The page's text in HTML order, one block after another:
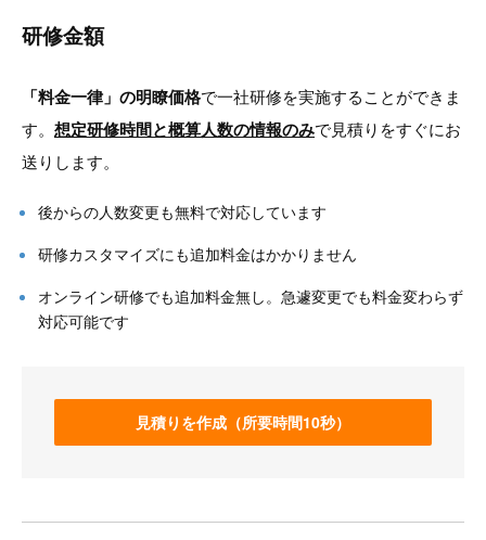
研修金額
「料金一律」の明瞭価格で一社研修を実施することができま
す。 想定研修時間と概算人数の情報のみで見積りをすぐにお
送りします。
後からの人数変更も無料で対応しています
研修カスタマイズにも追加料金はかかりません
オンライン研修でも追加料金無し。急遽変更でも料金変わらず
対応可能です
見積りを作成（所要時間10秒）